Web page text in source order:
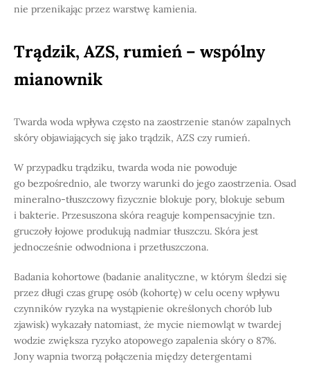
nie przenikając przez warstwę kamienia.
Trądzik, AZS, rumień – wspólny
mianownik
Twarda woda wpływa często na zaostrzenie stanów zapalnych
skóry objawiających się jako trądzik, AZS czy rumień.
W przypadku trądziku, twarda woda nie powoduje
go bezpośrednio, ale tworzy warunki do jego zaostrzenia. Osad
mineralno-tłuszczowy fizycznie blokuje pory, blokuje sebum
i bakterie. Przesuszona skóra reaguje kompensacyjnie tzn.
gruczoły łojowe produkują nadmiar tłuszczu. Skóra jest
jednocześnie odwodniona i przetłuszczona.
Badania kohortowe (badanie analityczne, w którym śledzi się
przez długi czas grupę osób (kohortę) w celu oceny wpływu
czynników ryzyka na wystąpienie określonych chorób lub
zjawisk) wykazały natomiast, że mycie niemowląt w twardej
wodzie zwiększa ryzyko atopowego zapalenia skóry o 87%.
Jony wapnia tworzą połączenia między detergentami